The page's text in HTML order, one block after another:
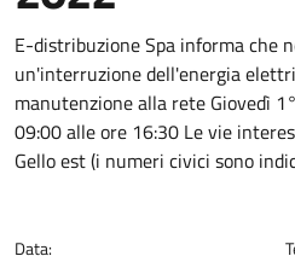
Dettagli della
E-distribuzione Spa informa che
un'interruzione dell'energia
manutenzione alla rete Giovedì
09:00 alle ore 16:30 Le vie
Gello est (i numeri civici sono
Data: